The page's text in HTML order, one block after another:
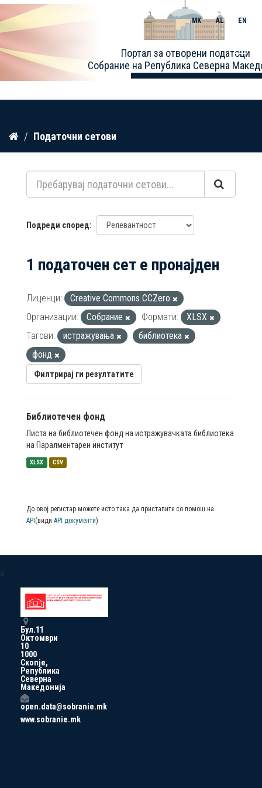
Прескокнете
содржина
Портал за отворени податоци
Собрание на Република Северна
MK AL EN
Toggle
Податочни сетови
Подреди според
1 податочен сет е пронајден
Лиценци:
Creative Commons CCZero
Организации:
Собрание Формати:
XLSX
Тагови:
истражувања
библиотека
фонд
Филтрирај ги резултатите
Библиотечен фонд
Листа на библиотечен фонд на истражувачката библиотека
на Паралментарен институт
XLSX CSV
До овој регистар можете исто така да пристапите со помош на
API (види API документи)
a
Бул.11
Октомври
10
1000
Скопје,
Република
Северна
Македонија
open.data@sobranie.mk
www.sobranie.mk